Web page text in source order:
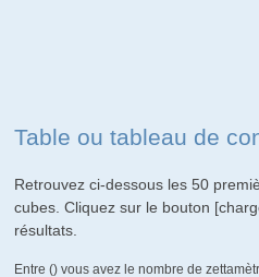
Table ou tableau de
Retrouvez ci-dessous les 50
cubes. Cliquez sur le bouton
résultats.
Entre () vous avez le nombre de